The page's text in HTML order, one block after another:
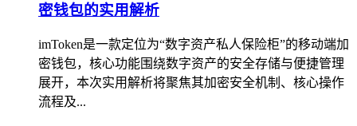
密钱包的实用解析
imToken是一款定位为“数字资产私人保险柜”的移动端加
密钱包，核心功能围绕数字资产的安全存储与便捷管理
展开，本次实用解析将聚焦其加密安全机制、核心操作
流程及...